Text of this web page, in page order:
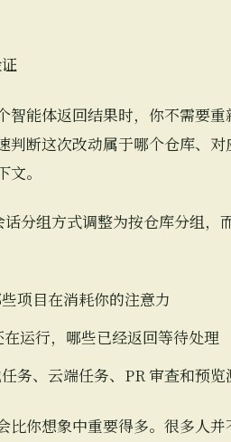
智能体返回结果时，你不需要
判断这次改动属于哪个仓库、
。
分组方式调整为按仓库分组
项目在消耗你的注意力
运行，哪些已经返回等待处理
务、云端任务、PR 审查和预
比你想象中重要得多。很多人